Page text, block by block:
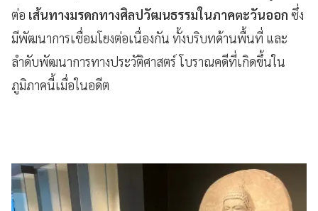
ต่อ เส้นทางมรดกทางศิลปวัฒนธรรมในภาคตะวันออก ซึ่ง
มีพัฒนาการเชื่อมโยงต่อเนื่องกัน ทั้งบริบทด้านพื้นที่ และ
ลำดับพัฒนาการทางประวัติศาสตร์ โบราณคดีที่เกิดขึ้นใน
ภูมิภาคนี้เมื่อในอดีต